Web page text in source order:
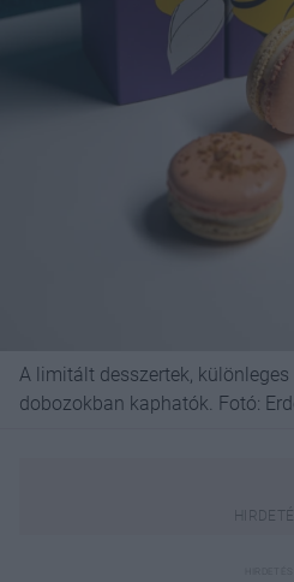
A limitált desszertek,
dobozokban kaphatók. Fotó: